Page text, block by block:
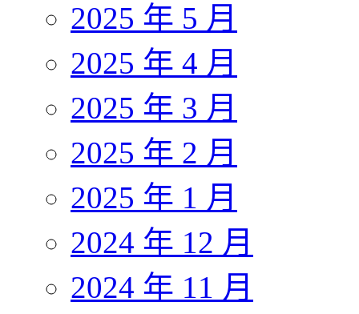
2025 年 5 月
2025 年 4 月
2025 年 3 月
2025 年 2 月
2025 年 1 月
2024 年 12 月
2024 年 11 月